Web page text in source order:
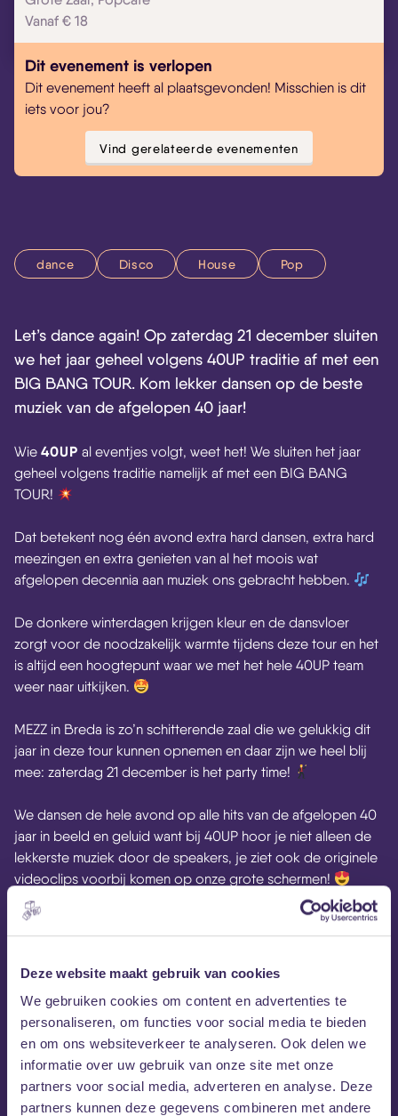
Deze website maakt gebruik van cookies
We gebruiken cookies om content en advertenties te
personaliseren, om functies voor social media te bieden
en om ons websiteverkeer te analyseren. Ook delen we
informatie over uw gebruik van onze site met onze
partners voor social media, adverteren en analyse. Deze
partners kunnen deze gegevens combineren met andere
Vanaf € 18
Dit evenement is verlopen
Dit evenement heeft al plaatsgevonden! Misschien is dit
iets voor jou?
Vind gerelateerde evenementen
dance Disco House Pop
Let’s dance again! Op zaterdag 21 december sluiten
we het jaar geheel volgens 40UP traditie af met een
BIG BANG TOUR. Kom lekker dansen op de beste
muziek van de afgelopen 40 jaar!
Wie 40UP al eventjes volgt, weet het! We sluiten het jaar
geheel volgens traditie namelijk af met een BIG BANG
TOUR!
Dat betekent nog één avond extra hard dansen, extra hard
meezingen en extra genieten van al het moois wat
afgelopen decennia aan muziek ons gebracht hebben.
De donkere winterdagen krijgen kleur en de dansvloer
zorgt voor de noodzakelijk warmte tijdens deze tour en het
is altijd een hoogtepunt waar we met het hele 40UP team
weer naar uitkijken.
MEZZ in Breda is zo’n schitterende zaal die we gelukkig dit
jaar in deze tour kunnen opnemen en daar zijn we heel blij
mee: zaterdag 21 december is het party time!
We dansen de hele avond op alle hits van de afgelopen 40
jaar in beeld en geluid want bij 40UP hoor je niet alleen de
lekkerste muziek door de speakers, je ziet ook de originele
videoclips voorbij komen op onze grote schermen!
Dit is het ultieme feest der herkenning dus laat aan al je
graag tot dan. Get ready for… the BIG BANG!
Van 20:00 tot 02:00 uur.
Website 40UP40UP op Facebook40UP op Instagram
Facebook-event